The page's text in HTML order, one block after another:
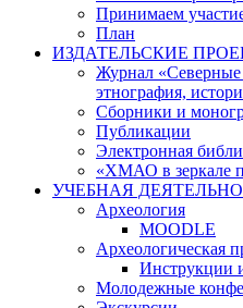
Принимаем
План
ИЗДАТЕЛЬСКИЕ
Журнал «Северные
этнография,
Сборники и
Публикации
Электронная
«ХМАО в зеркале
УЧЕБНАЯ
Археология
MOODLE
Археологическая
Инструкции
Молодежные